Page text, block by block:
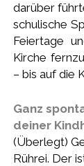
darüber
schulische
Feiertage
Kirche
– bis auf die
Ganz
deiner
(Überlegt)
Rührei. Der